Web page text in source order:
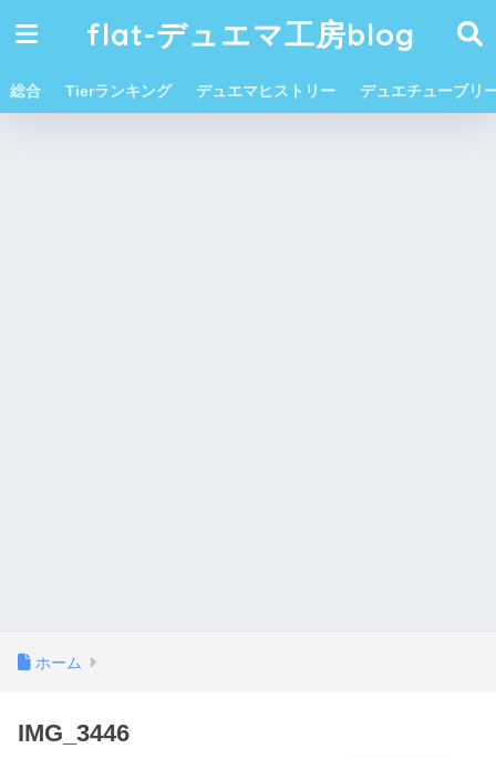
flat-デュエマ工房blog
総合 Tierランキング デュエマヒストリー デュエチューブリ
ホーム
IMG_3446